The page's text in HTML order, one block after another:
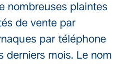
nombreuses plaintes
de vente par
par téléphone
derniers mois. Le nom